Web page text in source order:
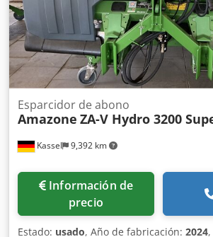
Kassel 9,392 km
Esparcidor de abono
Amazone ZA-V Hydro 3200
Información de
precio
Estado: usado, Año de fabricación: 2024,